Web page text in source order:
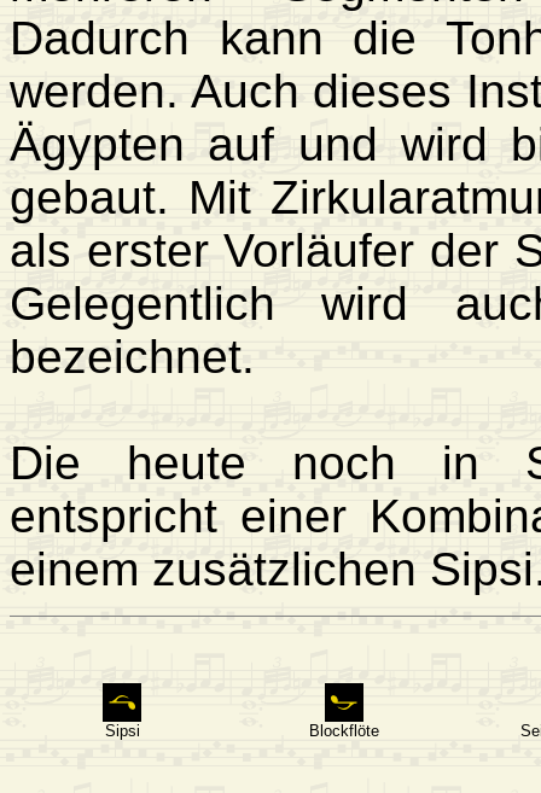
Dadurch kann die
werden. Auch dieses
Ägypten auf und wird
gebaut. Mit
als erster Vorläufer der
Gelegentlich wird
bezeichnet.
Die heute noch in
entspricht einer
einem zusätzlichen
Sipsi Blockflöte